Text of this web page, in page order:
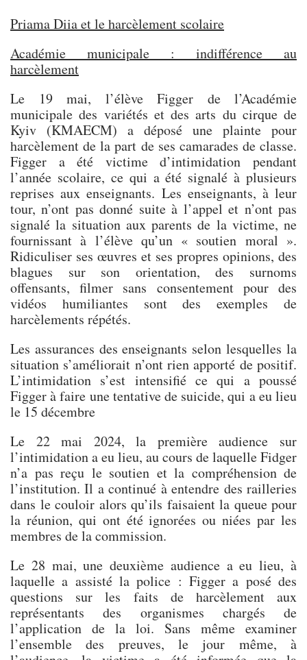
Priama Diia et le harcèlement scolaire
Académie municipale : indifférence au
harcèlement
Le 19 mai, l’élève Figger de l’Académie
municipale des variétés et des arts du cirque de
Kyiv (KMAECM) a déposé une plainte pour
harcèlement de la part de ses camarades de classe.
Figger a été victime d’intimidation pendant
l’année scolaire, ce qui a été signalé à plusieurs
reprises aux enseignants. Les enseignants, à leur
tour, n’ont pas donné suite à l’appel et n’ont pas
signalé la situation aux parents de la victime, ne
fournissant à l’élève qu’un « soutien moral ».
Ridiculiser ses œuvres et ses propres opinions, des
blagues sur son orientation, des surnoms
offensants, filmer sans consentement pour des
vidéos humiliantes sont des exemples de
harcèlements répétés.
Les assurances des enseignants selon lesquelles la
situation s’améliorait n’ont rien apporté de positif.
L’intimidation s’est intensifié ce qui a poussé
Figger à faire une tentative de suicide, qui a eu lieu
le 15 décembre
Le 22 mai 2024, la première audience sur
l’intimidation a eu lieu, au cours de laquelle Fidger
n’a pas reçu le soutien et la compréhension de
l’institution. Il a continué à entendre des railleries
dans le couloir alors qu’ils faisaient la queue pour
la réunion, qui ont été ignorées ou niées par les
membres de la commission.
Le 28 mai, une deuxième audience a eu lieu, à
laquelle a assisté la police : Figger a posé des
questions sur les faits de harcèlement aux
représentants des organismes chargés de
l’application de la loi. Sans même examiner
l’ensemble des preuves, le jour même, à